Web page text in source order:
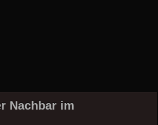
Nachbar im